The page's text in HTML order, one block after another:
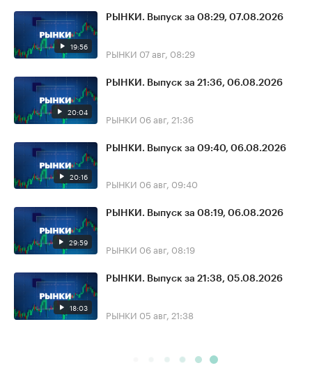
19:56
РЫНКИ. Выпуск за 08:29, 07.08.2026
РЫНКИ 07 авг, 08:29
20:04
РЫНКИ. Выпуск за 21:36, 06.08.2026
РЫНКИ 06 авг, 21:36
20:16
РЫНКИ. Выпуск за 09:40, 06.08.2026
РЫНКИ 06 авг, 09:40
29:59
РЫНКИ. Выпуск за 08:19, 06.08.2026
РЫНКИ 06 авг, 08:19
18:03
РЫНКИ. Выпуск за 21:38, 05.08.2026
РЫНКИ 05 авг, 21:38